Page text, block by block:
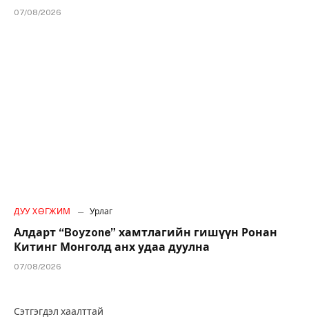
07/08/2026
ДУУ ХӨГЖИМ Урлаг
Алдарт “Boyzone” хамтлагийн гишүүн Ронан
Китинг Монголд анх удаа дуулна
07/08/2026
Сэтгэгдэл хаалттай